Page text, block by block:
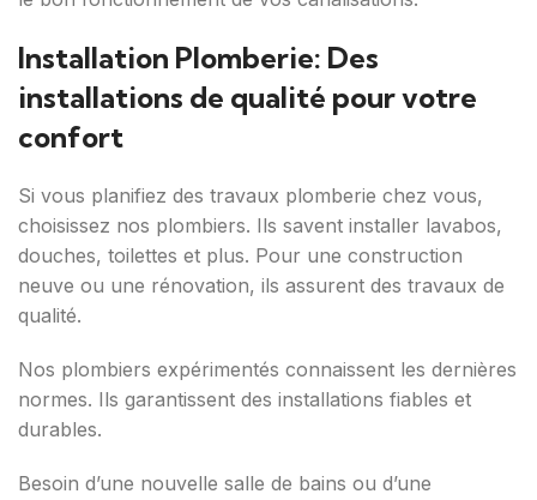
Installation Plomberie: Des
installations de qualité pour votre
confort
Si vous planifiez des travaux plomberie chez vous,
choisissez nos plombiers. Ils savent installer lavabos,
douches, toilettes et plus. Pour une construction
neuve ou une rénovation, ils assurent des travaux de
qualité.
Nos plombiers expérimentés connaissent les dernières
normes. Ils garantissent des installations fiables et
durables.
Besoin d’une nouvelle salle de bains ou d’une